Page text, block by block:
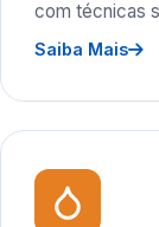
com técnicas
Saiba Mais